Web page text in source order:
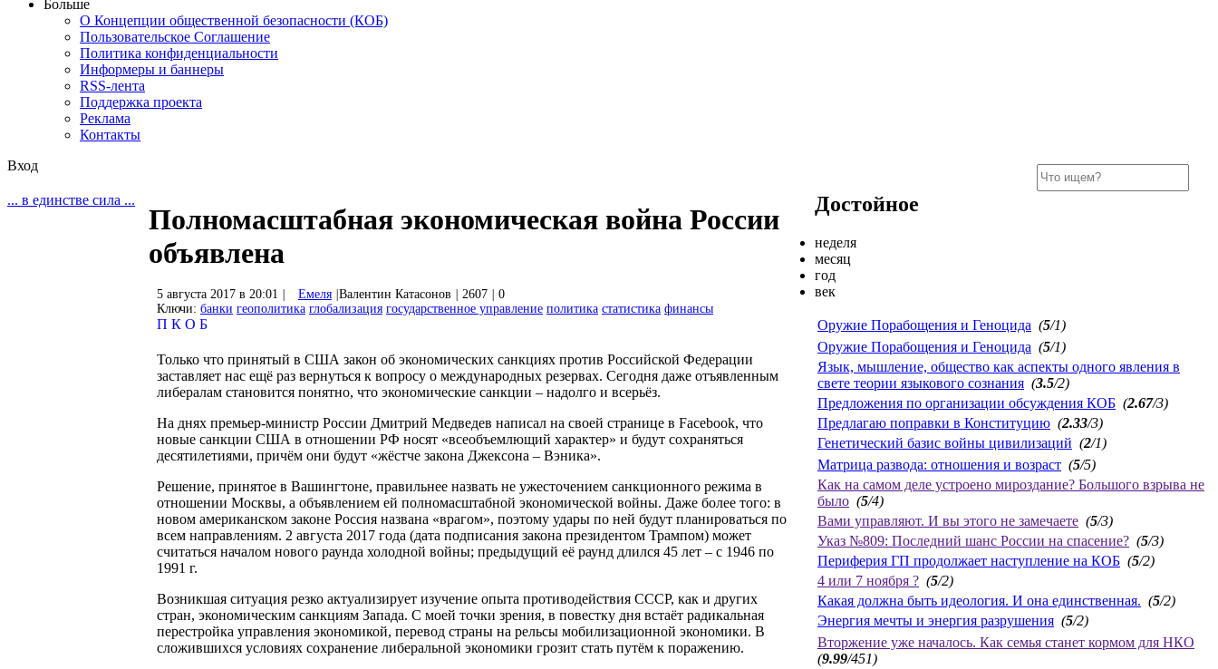
Больше
О Концепции общественной безопасности (КОБ)
Пользовательское Соглашение
Политика конфиденциальности
Информеры и баннеры
RSS-лента
Поддержка проекта
Реклама
Контакты
Вход
... в единстве сила ...
Полномасштабная экономическая война России
объявлена
5 августа 2017 в 20:01 Емеля Валентин Катасонов 2607
0
Ключи: банки геополитика глобализация государственное управление политика статистика финансы
П К О Б
Только что принятый в США закон об экономических санкциях против Российской Федерации
заставляет нас ещё раз вернуться к вопросу о международных резервах. Сегодня даже отъявленным
либералам становится понятно, что экономические санкции – надолго и всерьёз.
На днях премьер-министр России Дмитрий Медведев написал на своей странице в Facebook, что
новые санкции США в отношении РФ носят «всеобъемлющий характер» и будут сохраняться
десятилетиями, причём они будут «жёстче закона Джексона – Вэника».
Решение, принятое в Вашингтоне, правильнее назвать не ужесточением санкционного режима в
отношении Москвы, а объявлением ей полномасштабной экономической войны. Даже более того: в
новом американском законе Россия названа «врагом», поэтому удары по ней будут планироваться по
всем направлениям. 2 августа 2017 года (дата подписания закона президентом Трампом) может
считаться началом нового раунда холодной войны; предыдущий её раунд длился 45 лет – с 1946 по
1991 г.
Возникшая ситуация резко актуализирует изучение опыта противодействия СССР, как и других
стран, экономическим санкциям Запада. С моей точки зрения, в повестку дня встаёт радикальная
перестройка управления экономикой, перевод страны на рельсы мобилизационной экономики. В
сложившихся условиях сохранение либеральной экономики грозит стать путём к поражению.
Достойное
неделя
месяц
год
век
Оружие Порабощения и Геноцида (5/1)
Оружие Порабощения и Геноцида (5/1)
Язык, мышление, общество как аспекты одного явления в
свете теории языкового сознания (3.5/2)
Предложения по организации обсуждения КОБ (2.67/3)
Предлагаю поправки в Конституцию (2.33/3)
Генетический базис войны цивилизаций (2/1)
Матрица развода: отношения и возраст (5/5)
Как на самом деле устроено мироздание? Большого взрыва не
было (5/4)
Вами управляют. И вы этого не замечаете (5/3)
Указ №809: Последний шанс России на спасение? (5/3)
Периферия ГП продолжает наступление на КОБ (5/2)
4 или 7 ноября ? (5/2)
Какая должна быть идеология. И она единственная. (5/2)
Энергия мечты и энергия разрушения (5/2)
Вторжение уже началось. Как семья станет кормом для НКО
(9.99/451)